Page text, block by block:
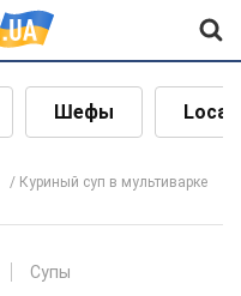
Шефы Local
Куриный суп в мультиварке
Супы